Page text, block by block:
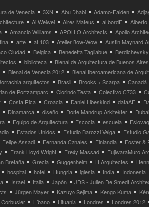
de Venecia 3XN Abu Dhabi Adamo-Faiden
Ai Weiwei Aires Mateus al bordE
Alberto
Amancio Williams APOLLO Architects
Apollo
arte at.103 Atelier Bow-Wow
Austin Maynard
Ciudad Belgica Benedetta Tagliabue
biblioteca
Bienal de Arquitectura de Buenos Aires
Bienal de Venecia 2012
Bienal Iberoamericana de
arquitectos Brasil Brooks + Scarpa
Canadá
de Portzamparc Clorindo Testa Colectivo C733
Costa Rica Croacia Daniel Libeskind dataAE
Dinamarca diseño Dorte Mandrup Arkitekter
Dubai
Equipo de Arquitectura Escocia escuela
Estados Unidos Estudio Barozzi Veiga
Estudio
Felipe Assadi Fernanda Canales Finlandia
Foster &
Frank Lloyd Wright Fredy Massad
FujiwaraMuro
Bretaña Grecia Guggenheim H Arquitectes
hospital hotel Hungria iglesia India
Indonesia
Israel Italia Japón
JDS - Julien De Smedt
Jürgen Mayer Kazuyo Sejima Kengo Kuma
Corbusier Líbano Lituania Londres
Londres 2012